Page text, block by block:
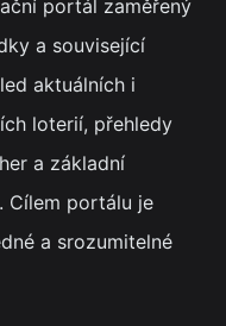
portál zaměřený
a související
aktuálních i
loterií, přehledy
a základní
Cílem portálu je
a srozumitelné